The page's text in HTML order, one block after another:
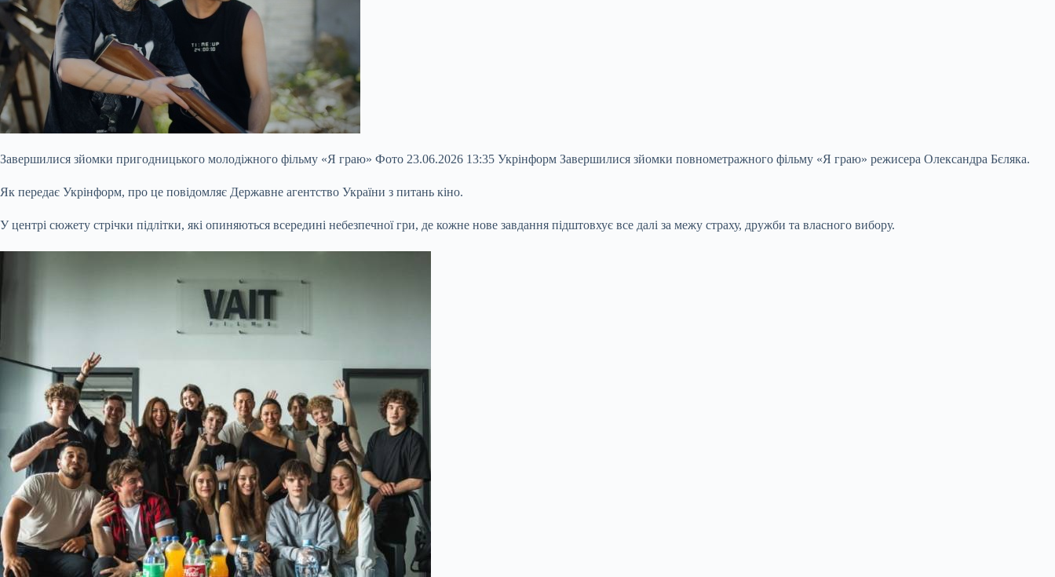
Завершилися зйомки пригодницького молодіжного фільму «Я граю» Фото 23.06.2026 13:35 Укрінформ Завершилися зйомки повнометражного фільму «Я граю» режисера Олександра Бєляка.
Як передає Укрінформ, про це повідомляє Державне агентство України з питань кіно.
У центрі сюжету стрічки підлітки, які опиняються всередині небезпечної гри, де кожне нове завдання підштовхує все далі за межу страху, дружби та власного вибору.